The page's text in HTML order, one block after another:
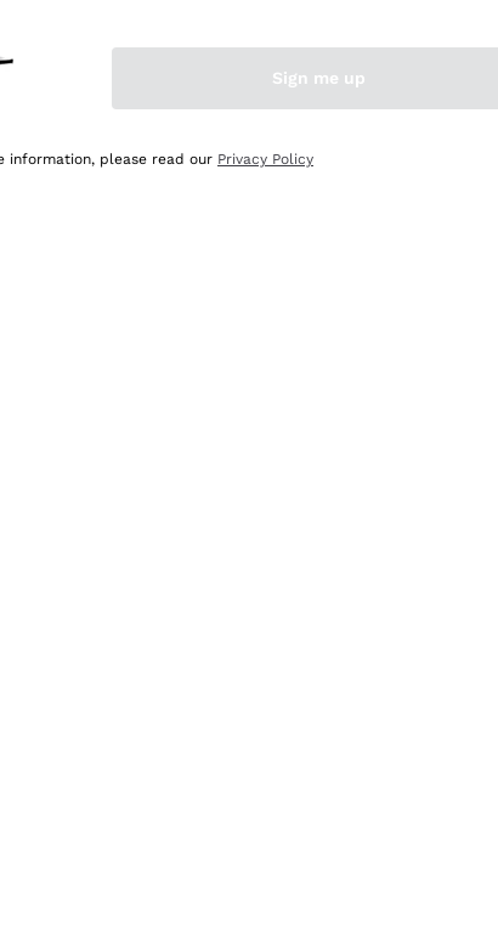
Sign me up
information, please read our Privacy Policy